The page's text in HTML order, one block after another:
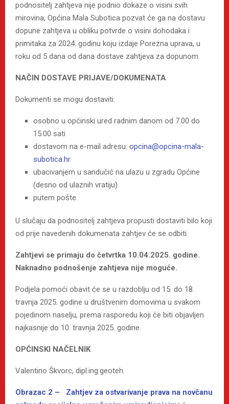
podnositelj zahtjeva nije podnio dokaze o visini svih
mirovina, Općina Mala Subotica pozvat će ga na dostavu
dopune zahtjeva u obliku potvrde o visini dohodaka i
primitaka za 2024. godinu koju izdaje Porezna uprava, u
roku od 5 dana od dana dostave zahtjeva za dopunom.
NAČIN DOSTAVE PRIJAVE/DOKUMENATA
Dokumenti se mogu dostaviti:
osobno u općinski ured radnim danom od 7.00 do
15.00 sati
dostavom na e-mail adresu: opcina@opcina-mala-
subotica.hr
ubacivanjem u sandučić na ulazu u zgradu Općine
(desno od ulaznih vratiju)
putem pošte.
U slučaju da podnositelj zahtjeva propusti dostaviti bilo koji
od prije navedenih dokumenata zahtjev će se odbiti.
Zahtjevi se primaju do četvrtka 10.04.2025. godine.
Naknadno podnošenje zahtjeva nije moguće.
Podjela pomoći obavit će se u razdoblju od 15. do 18.
travnja 2025. godine u društvenim domovima u svakom
pojedinom naselju, prema rasporedu koji će biti objavljen
najkasnije do 10. travnja 2025. godine.
OPĆINSKI NAČELNIK
Valentino Škvorc, dipl.ing.geoteh.
Obrazac 2 – Zahtjev za ostvarivanje prava na novčanu